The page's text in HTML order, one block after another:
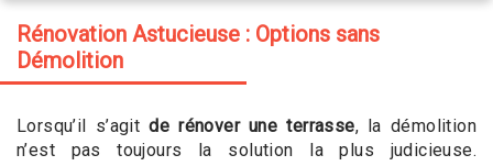
Rénovation Astucieuse : Options sans
Démolition
Lorsqu’il s’agitde rénover une terrasse, la démolition
n’est pas toujours la solution la plus judicieuse.